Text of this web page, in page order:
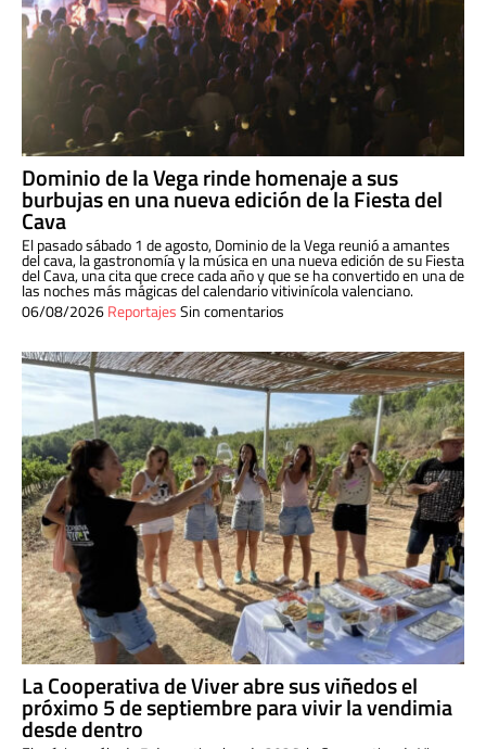
Dominio de la Vega rinde homenaje a sus
burbujas en una nueva edición de la Fiesta del
Cava
El pasado sábado 1 de agosto, Dominio de la Vega reunió a amantes
del cava, la gastronomía y la música en una nueva edición de su Fiesta
del Cava, una cita que crece cada año y que se ha convertido en una de
las noches más mágicas del calendario vitivinícola valenciano.
06/08/2026ReportajesSin comentarios
La Cooperativa de Viver abre sus viñedos el
próximo 5 de septiembre para vivir la vendimia
desde dentro